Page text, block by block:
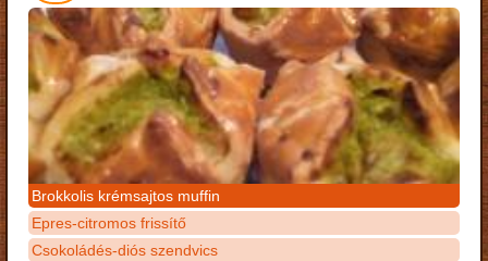
Brokkolis krémsajtos muffin
Epres-citromos frissítő
Csokoládés-diós szendvics